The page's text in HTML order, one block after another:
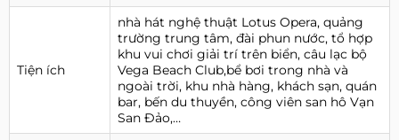
Tiện ích
nhà hát nghệ thuật Lotus Opera, quảng
trường trung tâm, đài phun nước, tổ hợp
khu vui chơi giải trí trên biển, câu lạc bộ
Vega Beach Club,bể bơi trong nhà và
ngoài trời, khu nhà hàng, khách sạn, quán
bar, bến du thuyền, công viên san hô Vạn
San Đảo,…